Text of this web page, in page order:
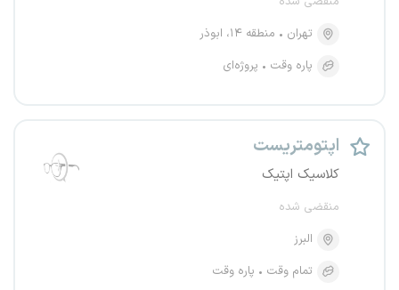
تهران
منطقه ۱۴، ابوذر
پاره وقت
پروژه‌ای
اپتومتریست
کلاسیک اپتیک
منقضی شده
البرز
تمام وقت
پاره وقت